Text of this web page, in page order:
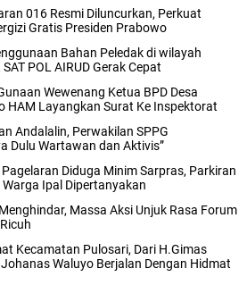
016 Resmi Diluncurkan, Perkuat
Gratis Presiden Prabowo
Bahan Peledak di wilayah
POL AIRUD Gerak Cepat
Wewenang Ketua BPD Desa
HAM Layangkan Surat Ke Inspektorat
Andalalin, Perwakilan SPPG
Dulu Wartawan dan Aktivis”
Diduga Minim Sarpras, Parkiran
Ipal Dipertanyakan
Massa Aksi Unjuk Rasa Forum
Kecamatan Pulosari, Dari H.Gimas
Waluyo Berjalan Dengan Hidmat